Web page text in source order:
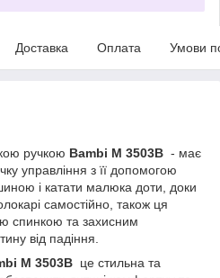
Доставка Оплата Умови
ручкою Bambi M 3503B - має
управління з її допомогою
і катати малюка доти, доки
самостійно, також ця
спинкою та захисним
від падіння.
M 3503B це стильна та